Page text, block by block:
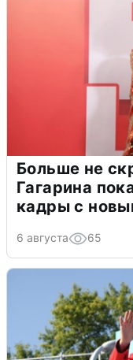
Больше не
Гагарина
кадры с
6 августа 65